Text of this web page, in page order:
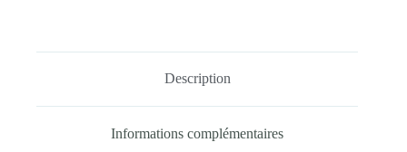
Description
Informations complémentaires